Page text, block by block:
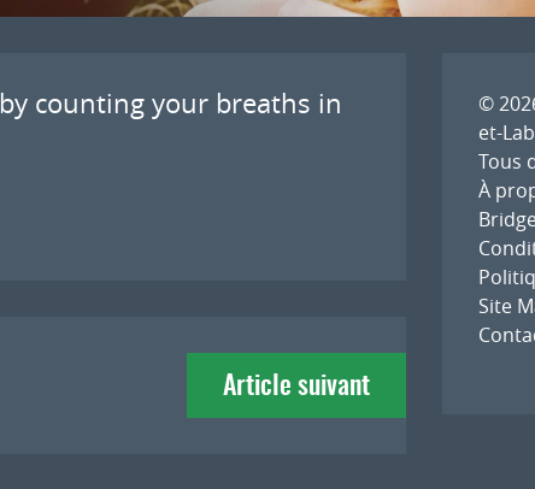
counting your breaths in
Article suivant
©
et-
Tous
À
Site